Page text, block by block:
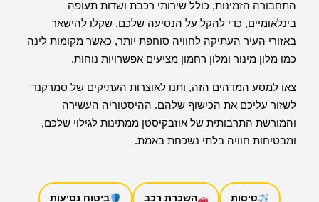
התחבורה הזמינות, כולל שירותי רכבת ושדות תעופה
בינלאומיים, כדי להקל על הנסיעה שלכם. שקלו להישאר
באזורי העיר העתיקה לחוויה סוחפת יותר, כאשר מקומות לינה
כמו מלון מינור ומלון רחמון מציעים אפשרויות נוחות.
צאו למסע המדהים הזה, ותנו לאוצרות העתיקים של סמרקנד
לשזור עליכם את הכישוף שלהם. ההיסטוריה העשירה
והמורשת התרבותית של אוזבקיסטן ממתינות לגילוי שלכם,
ומבטיחות חוויה בלתי נשכחת באמת.
טיסות השכרת רכב ביטוח נסיעות